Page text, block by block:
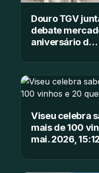
Douro TGV
debate
aniversário d…
Viseu celebra
mais de 100
mai. 2026, 15:12